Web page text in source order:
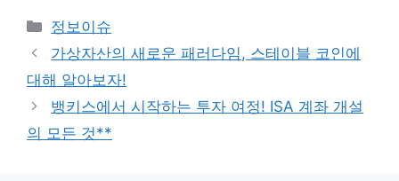
Categories
정보이슈
가상자산의 새로운 패러다임, 스테이블 코인에
대해 알아보자!
뱅키스에서 시작하는 투자 여정! ISA 계좌 개설
의 모든 것**